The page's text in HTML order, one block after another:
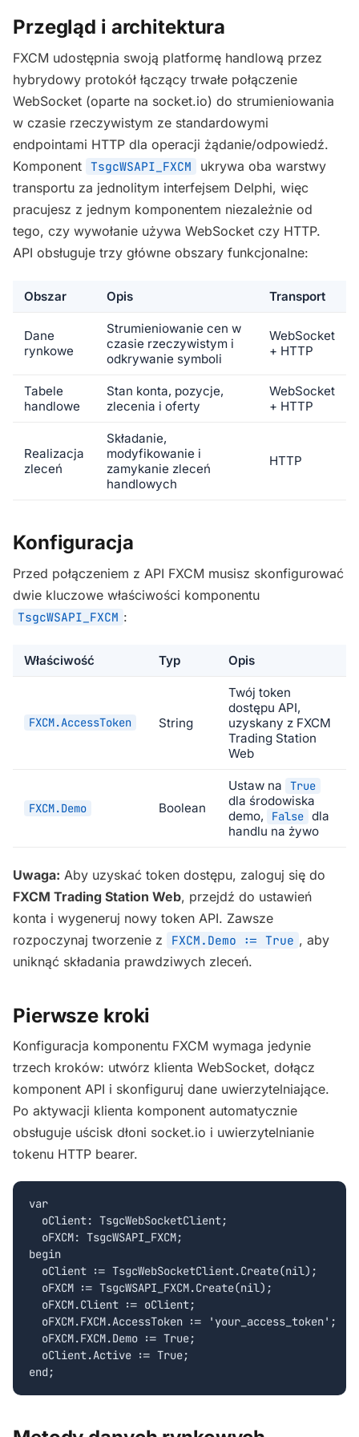
Przegląd i architektura
FXCM udostępnia swoją platformę handlową przez
hybrydowy protokół łączący trwałe połączenie
WebSocket (oparte na socket.io) do strumieniowania
w czasie rzeczywistym ze standardowymi
endpointami HTTP dla operacji żądanie/odpowiedź.
Komponent TsgcWSAPI_FXCM
ukrywa oba warstwy
transportu za jednolitym interfejsem Delphi, więc
pracujesz z jednym komponentem niezależnie od
tego, czy wywołanie używa WebSocket czy HTTP.
API obsługuje trzy główne obszary funkcjonalne:
Obszar Opis Transport
Dane
rynkowe
Strumieniowanie cen w
czasie rzeczywistym i
odkrywanie symboli
WebSocket
+ HTTP
Tabele
handlowe
Stan konta, pozycje,
zlecenia i oferty
WebSocket
+ HTTP
Realizacja
zleceń
Składanie,
modyfikowanie i
zamykanie zleceń
handlowych
HTTP
Konfiguracja
Przed połączeniem z API FXCM musisz skonfigurować
dwie kluczowe właściwości komponentu
TsgcWSAPI_FXCM :
Właściwość Typ Opis
FXCM.AccessToken String
Twój token
dostępu API,
uzyskany z FXCM
Trading Station
Web
FXCM.Demo Boolean
Ustaw na True
dla środowiska
demo,
False dla
handlu na żywo
Uwaga: Aby uzyskać token dostępu, zaloguj się do
FXCM Trading Station Web, przejdź do ustawień
konta i wygeneruj nowy token API. Zawsze
rozpoczynaj tworzenie z
FXCM.Demo := True , aby
uniknąć składania prawdziwych zleceń.
Pierwsze kroki
Konfiguracja komponentu FXCM wymaga jedynie
trzech kroków: utwórz klienta WebSocket, dołącz
komponent API i skonfiguruj dane uwierzytelniające.
Po aktywacji klienta komponent automatycznie
obsługuje uścisk dłoni socket.io i uwierzytelnianie
tokenu HTTP bearer.
var
  oClient: TsgcWebSocketClient;
  oFXCM: TsgcWSAPI_FXCM;
begin
  oClient := TsgcWebSocketClient.Create(nil);
  oFXCM := TsgcWSAPI_FXCM.Create(nil);
  oFXCM.Client := oClient;
  oFXCM.FXCM.AccessToken := 'your_access_token';
  oFXCM.FXCM.Demo := True;
  oClient.Active := True;
end;